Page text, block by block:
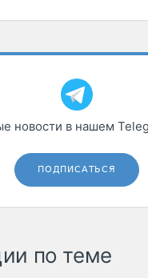
новости в нашем
ПОДПИСАТЬСЯ
по теме